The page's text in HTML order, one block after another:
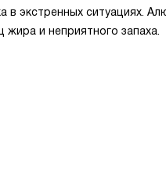
в экстренных ситуациях.
и неприятного запаха.